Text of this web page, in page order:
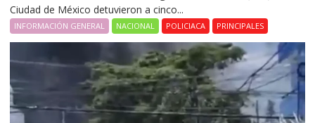
Ciudad de México detuvieron a cinco...
INFORMACIÓN GENERAL NACIONAL POLICIACA PRINCIPALES